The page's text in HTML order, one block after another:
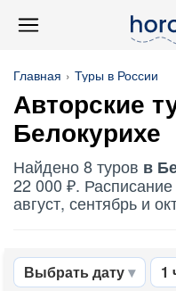
Главная Туры в России
Авторские
Белокурихе
Найдено 8 туров в
22 000 ₽.
август, сентябрь и
Выбрать дату 1